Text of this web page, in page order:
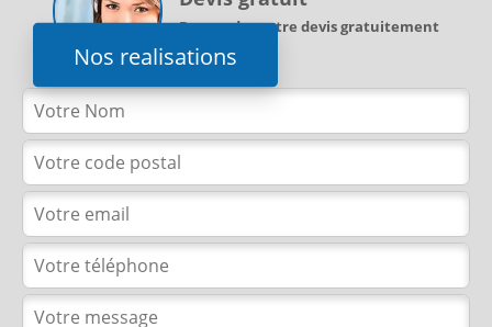
Nos realisations
Demandez votre devis gratuitement